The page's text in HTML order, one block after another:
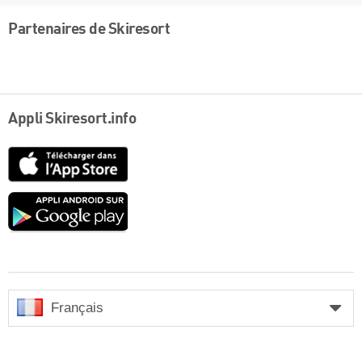
Partenaires de Skiresort
Appli Skiresort.info
Google
Français